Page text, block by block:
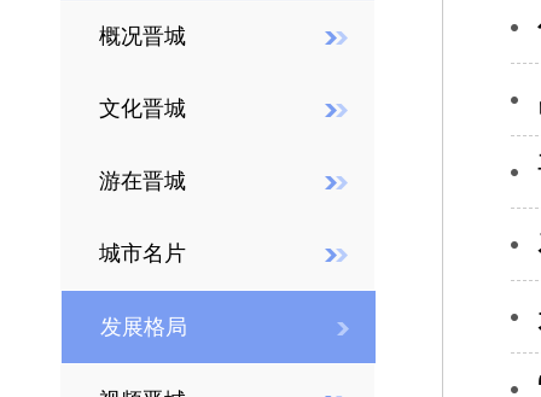
概况晋城
文化晋城
游在晋城
城市名片
发展格局